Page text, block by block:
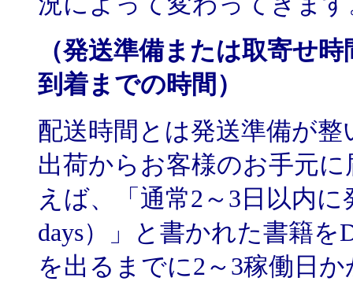
（発送準備または取寄せ
到着までの時間）
配送時間とは発送準備が整
出荷からお客様のお手元
えば、「通常2～3日以内に
days）」と書かれた書籍
を出るまでに2～3稼働日